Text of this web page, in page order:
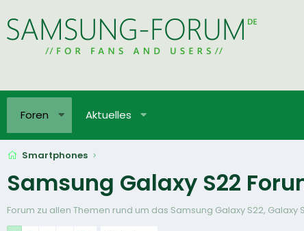
Foren Aktuelles
Smartphones
Samsung Galaxy S22
Forum zu allen Themen rund um das Samsung Galaxy S22, Galaxy